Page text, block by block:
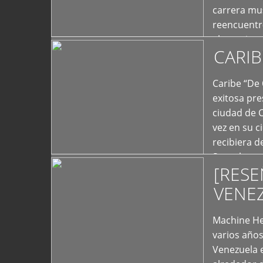
carrera
el exterior
Caribe
exitosa
ciudad de
vez en su
recibiera
Store los
Machine
varios
Venezuela